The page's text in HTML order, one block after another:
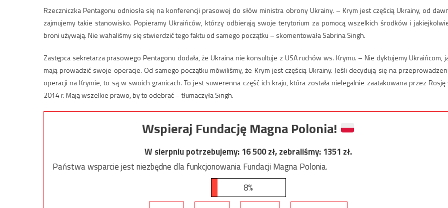
Rzeczniczka Pentagonu odniosła się na konferencji prasowej do słów ministra obrony Ukrainy. – Krym jest częścią Ukrainy, od
zajmujemy takie stanowisko. Popieramy Ukraińców, którzy odbierają swoje terytorium za pomocą wszelkich środków i
broni używają. Nie wahaliśmy się stwierdzić tego faktu od samego początku – skomentowała Sabrina Singh.
Zastępca sekretarza prasowego Pentagonu dodała, że Ukraina nie konsultuje z USA ruchów ws. Krymu. – Nie dyktujemy Ukraińcom,
mają prowadzić swoje operacje. Od samego początku mówiliśmy, że Krym jest częścią Ukrainy. Jeśli decydują się na
operacji na Krymie, to są w swoich granicach. To jest suwerenna część ich kraju, która została nielegalnie zaatakowana przez Rosję
2014 r. Mają wszelkie prawo, by to odebrać – tłumaczyła Singh.
Wspieraj Fundację Magna Polonia!
W sierpniu potrzebujemy:16 500zł, zebraliśmy:1351 zł.
Państwa wsparcie jest niezbędne dla funkcjonowania Fundacji Magna Polonia.
8%